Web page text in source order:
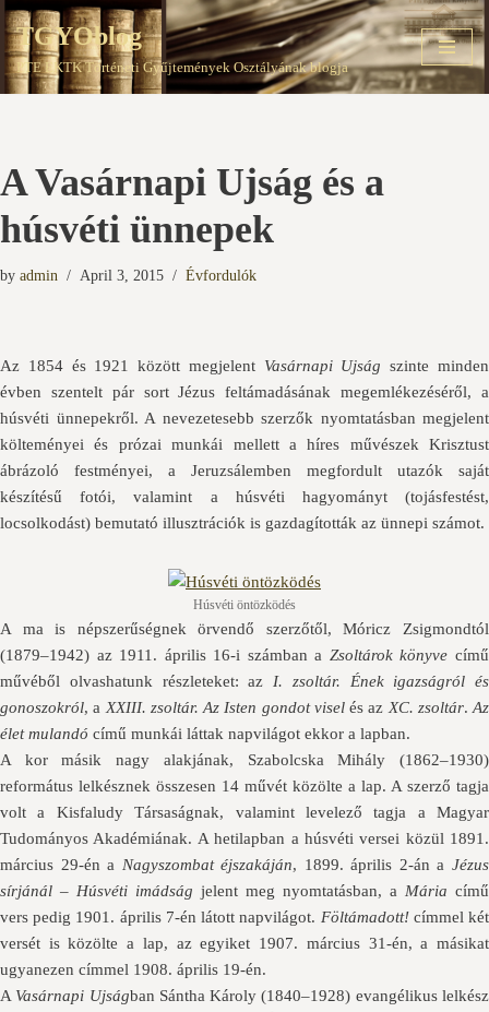
Skip
to
TGYOblog
PTE EKTK Történeti Gyűjtemények Osztályának blogja
A Vasárnapi Ujság és a
húsvéti ünnepek
by admin April 3, 2015 Évfordulók
Az 1854 és 1921 között megjelent Vasárnapi Ujság szinte minden
évben szentelt pár sort Jézus feltámadásának megemlékezéséről, a
húsvéti ünnepekről. A nevezetesebb szerzők nyomtatásban megjelent
költeményei és prózai munkái mellett a híres művészek Krisztust
ábrázoló festményei, a Jeruzsálemben megfordult utazók saját
készítésű fotói, valamint a húsvéti hagyományt (tojásfestést,
locsolkodást) bemutató illusztrációk is gazdagították az ünnepi számot.
Húsvéti öntözködés
A ma is népszerűségnek örvendő szerzőtől, Móricz Zsigmondtól
(1879–1942) az 1911. április 16-i számban a Zsoltárok könyve című
művéből olvashatunk részleteket: az I. zsoltár. Ének igazságról és
gonoszokról, a XXIII. zsoltár. Az Isten gondot viselés az XC. zsoltár. Az
élet mulandó című munkái láttak napvilágot ekkor a lapban.
A kor másik nagy alakjának, Szabolcska Mihály (1862–1930)
református lelkésznek összesen 14 művét közölte a lap. A szerző tagja
volt a Kisfaludy Társaságnak, valamint levelező tagja a Magyar
Tudományos Akadémiának. A hetilapban a húsvéti versei közül 1891.
március 29-én a Nagyszombat éjszakáján, 1899. április 2-án aJézus
sírjánál – Húsvéti imádság jelent meg nyomtatásban, a Mária című
vers pedig 1901. április 7-én látott napvilágot. Föltámadott!címmel két
versét is közölte a lap, az egyiket 1907. március 31-én, a másikat
ugyanezen címmel 1908. április 19-én.
A Vasárnapi Ujságban Sántha Károly (1840–1928) evangélikus lelkész